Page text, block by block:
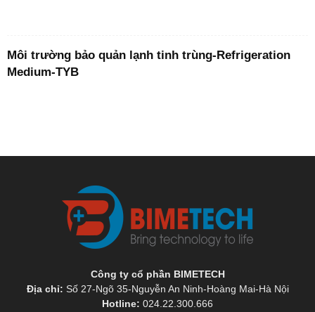
Môi trường bảo quản lạnh tinh trùng-Refrigeration
Medium-TYB
Công ty cổ phần BIMETECH
Địa chỉ: Số 27-Ngõ 35-Nguyễn An Ninh-Hoàng Mai-Hà Nội
Hotline: 024.22.300.666